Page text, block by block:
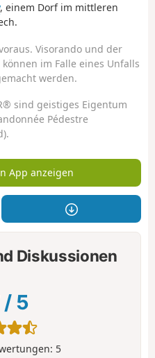
, einem Dorf im mittleren
Visorando und der
im Falle eines Unfalls
werden.
sind geistiges Eigentum
Pédestre
App anzeigen
Diskussionen
/ 5
5